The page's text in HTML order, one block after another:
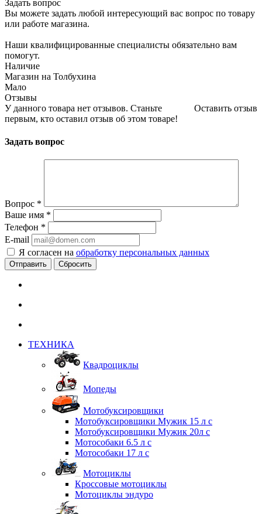
Задать вопрос
Вы можете задать любой интересующий вас вопрос по товару
или работе магазина.
Наши квалифицированные специалисты обязательно вам
помогут.
Наличие
Магазин на Толбухина
Мало
Отзывы
Оставить отзыв
У данного товара нет отзывов. Станьте
первым, кто оставил отзыв об этом товаре!
Задать вопрос
Вопрос *
Ваше имя *
Телефон *
E-mail
Я согласен на обработку персональных данных
Сбросить
ТЕХНИКА
Квадроциклы
Мопеды
Мотобуксировщики
Мотобуксировщики Мужик 15 л с
Мотобуксировщики Мужик 20л с
Мотособаки 6.5 л с
Мотособаки 17 л с
Мотоциклы
Кроссовые мотоциклы
Мотоциклы эндуро